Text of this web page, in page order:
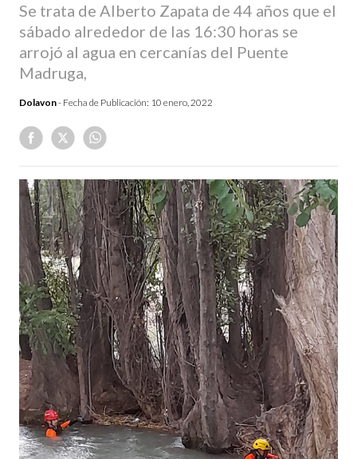
Se trata de Alberto Zapata de 44 años que el
sábado alrededor de las 16:30 horas se
arrojó al agua en cercanías del Puente
Madruga,
Dolavon- Fecha de Publicación: 10 enero, 2022